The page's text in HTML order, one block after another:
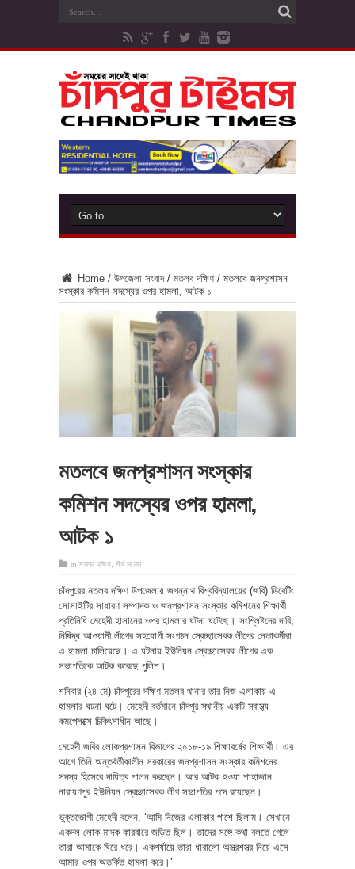
Home / উপজেলা সংবাদ / মতলব দক্ষিণ / মতলবে জনপ্রশাসন
সংস্কার কমিশন সদস্যের ওপর হামলা, আটক ১
মতলবে জনপ্রশাসন সংস্কার
কমিশন সদস্যের ওপর হামলা,
আটক ১
in মতলব দক্ষিণ শীর্ষ সংবাদ
চাঁদপুরের মতলব দক্ষিণ উপজেলায় জগন্নাথ বিশ্ববিদ্যালয়ের (জবি) ডিবেটিং
সোসাইটির সাধারণ সম্পাদক ও জনপ্রশাসন সংস্কার কমিশনের শিক্ষার্থী
প্রতিনিধি মেহেদী হাসানের ওপর হামলার ঘটনা ঘটেছে। সংশ্লিষ্টদের দাবি,
নিষিদ্ধ আওয়ামী লীগের সহযোগী সংগঠন স্বেচ্ছাসেবক লীগের নেতাকর্মীরা
এ হামলা চালিয়েছে। এ ঘটনায় ইউনিয়ন স্বেচ্ছাসেবক লীগের এক
সভাপতিকে আটক করেছে পুলিশ।
শনিবার (২৪ মে) চাঁদপুরের দক্ষিণ মতলব থানার তার নিজ এলাকায় এ
হামলার ঘটনা ঘটে। মেহেদী বর্তমানে চাঁদপুর স্থানীয় একটি স্বাস্থ্য
কমপ্লেক্সে চিকিৎসাধীন আছে।
মেহেদী জবির লোকপ্রশাসন বিভাগের ২০১৮-১৯ শিক্ষাবর্ষের শিক্ষার্থী। এর
আগে তিনি অন্তর্বর্তীকালীন সরকারের জনপ্রশাসন সংস্কার কমিশনের
সদস্য হিসেবে দায়িত্ব পালন করছেন। আর আটক হওয়া শাহাজান
নারায়ণপুর ইউনিয়ন স্বেচ্ছাসেবক লীগ সভাপতির পদে রয়েছেন।
ভুক্তভোগী মেহেদী বলেন, ‘আমি নিজের এলাকার পাশে ছিলাম। সেখানে
একদল লোক মাদক কারবারে জড়িত ছিল। তাদের সঙ্গে কথা বলতে গেলে
তারা আমাকে ঘিরে ধরে। একপর্যায়ে তারা ধারালো অস্ত্রশস্ত্র নিয়ে এসে
আমার ওপর অতর্কিত হামলা করে।’